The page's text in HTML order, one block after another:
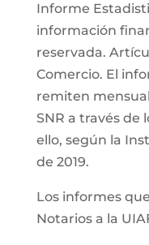
Informe
información
reservada.
Comercio. El
remiten
SNR a través de
ello, según la
de 2019.
Los informes
Notarios a la